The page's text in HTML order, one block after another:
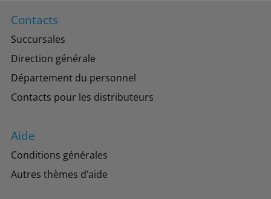
Contacts
Succursales
Direction générale
Département du personnel
Contacts pour les distributeurs
Aide
Conditions générales
Autres thèmes d’aide